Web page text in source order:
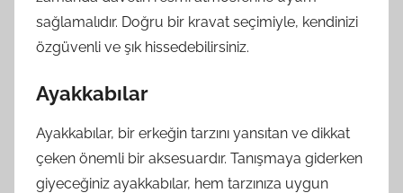
sağlamalıdır. Doğru bir kravat seçimiyle, kendinizi
özgüvenli ve şık hissedebilirsiniz.
Ayakkabılar
Ayakkabılar, bir erkeğin tarzını yansıtan ve dikkat
çeken önemli bir aksesuardır. Tanışmaya giderken
giyeceğiniz ayakkabılar, hem tarzınıza uygun